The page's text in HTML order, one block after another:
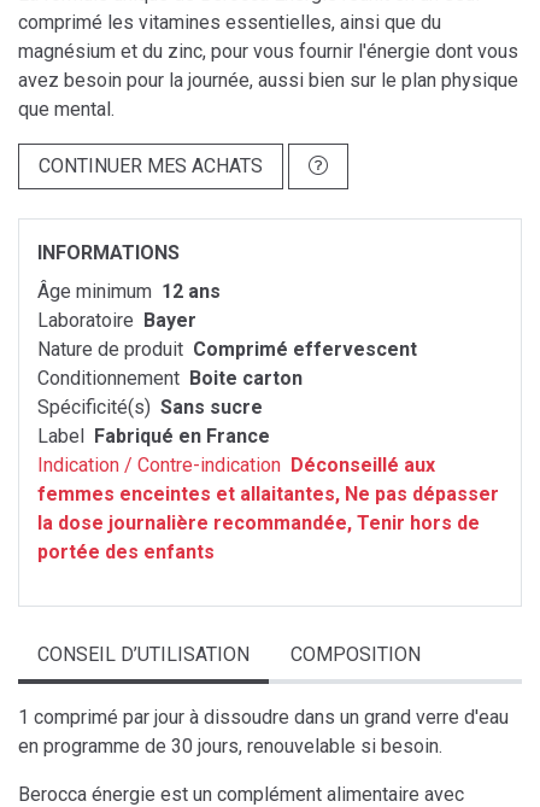
comprimé les vitamines essentielles, ainsi que du
magnésium et du zinc, pour vous fournir l'énergie dont vous
avez besoin pour la journée, aussi bien sur le plan physique
que mental.
CONTINUER MES ACHATS
INFORMATIONS
Âge minimum 12 ans
Laboratoire Bayer
Nature de produit Comprimé effervescent
Conditionnement Boite carton
Spécificité(s) Sans sucre
Label Fabriqué en France
Indication / Contre-indication Déconseillé aux
femmes enceintes et allaitantes, Ne pas dépasser
la dose journalière recommandée, Tenir hors de
portée des enfants
CONSEIL D’UTILISATION COMPOSITION
1 comprimé par jour à dissoudre dans un grand verre d'eau
en programme de 30 jours, renouvelable si besoin.
Berocca énergie est un complément alimentaire avec